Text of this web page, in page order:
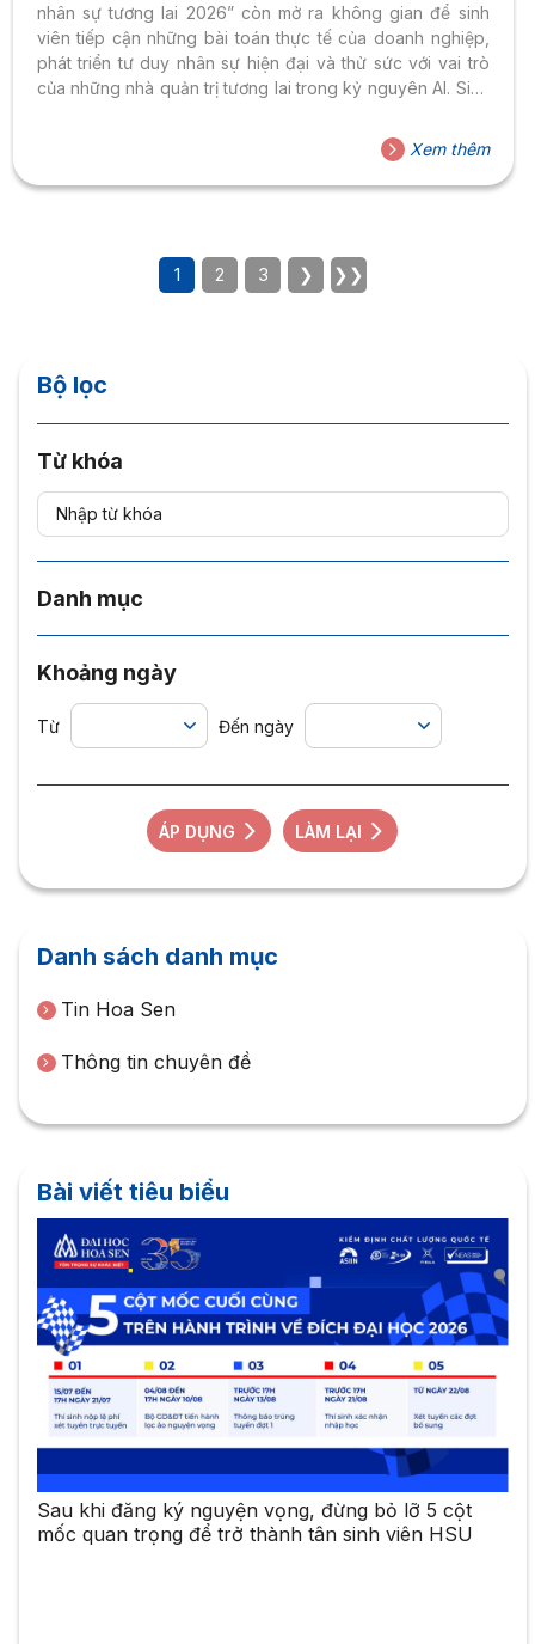
nhân sự tương lai 2026” còn mở ra không gian để sinh
viên tiếp cận những bài toán thực tế của doanh nghiệp,
phát triển tư duy nhân sự hiện đại và thử sức với vai trò
của những nhà quản trị tương lai trong kỷ nguyên AI. Sinh
nghiệp Tối 20/5/2026, Lễ khởi động cuộc thi “Nhà quản trị
nhân sự tương lai 2026” đã diễn ra tại Đại học Hoa Sen.
Đây là cuộc...
Xem thêm
1 2 3 ❯ ❯❯
Bộ lọc
Từ khóa
Danh mục
Khoảng ngày
Từ Đến ngày
ÁP DỤNG LÀM LẠI
Danh sách danh mục
Tin Hoa Sen
Thông tin chuyên đề
Bài viết tiêu biểu
Sau khi đăng ký nguyện vọng, đừng bỏ lỡ 5 cột
mốc quan trọng để trở thành tân sinh viên HSU